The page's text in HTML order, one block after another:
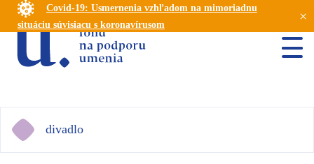
Covid-19: Usmernenia vzhľadom na mimoriadnu
situáciu súvisiacu s koronavírusom
×
divadlo